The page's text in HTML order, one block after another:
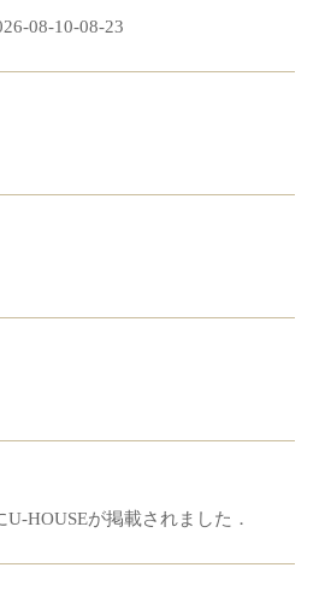
08-10-08-23
HOUSEが掲載されました．